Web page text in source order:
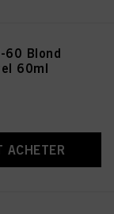
60 Blond
60ml
ACHETER